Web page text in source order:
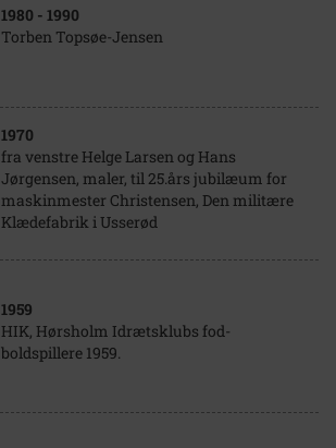
1980 - 1990
Torben Topsøe-Jensen
1970
fra venstre Helge Larsen og Hans
Jørgensen, maler, til 25.års jubilæum for
maskinmester Christensen, Den militære
Klædefabrik i Usserød
1959
HIK, Hørsholm Idrætsklubs fod-
boldspillere 1959.